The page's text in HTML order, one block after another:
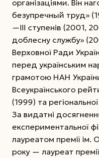
організаціями. Він
безупречный труд»
—ІІІ ступенів (2001,
доблесну службу»
Верховної Ради
перед українським
грамотою НАН
Всеукраїнського
(1999) та
За видатні
експериментальної
лауреатом премії ім.
pоку — лауреат